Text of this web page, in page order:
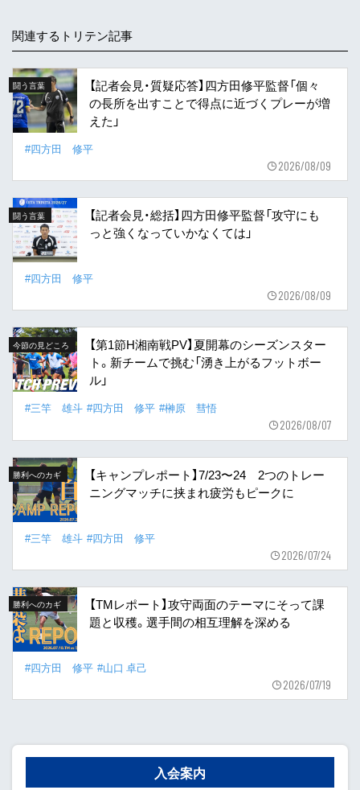
関連するトリテン記事
闘う言葉
【記者会見・質疑応答】四方田修平監督「個々
の長所を出すことで得点に近づくプレーが増
えた」
#四方田 修平
2026/08/09
闘う言葉
【記者会見・総括】四方田修平監督「攻守にも
っと強くなっていかなくては」
#四方田 修平
2026/08/09
今節の見どころ
【第1節H湘南戦PV】夏開幕のシーズンスター
ト。新チームで挑む「湧き上がるフットボー
ル」
#三竿 雄斗 #四方田 修平 #榊原 彗悟
2026/08/07
勝利へのカギ
【キャンプレポート】7/23〜24 2つのトレー
ニングマッチに挟まれ疲労もピークに
#三竿 雄斗 #四方田 修平
2026/07/24
勝利へのカギ
【TMレポート】攻守両面のテーマにそって課
題と収穫。選手間の相互理解を深める
#四方田 修平 #山口 卓己
2026/07/19
入会案内